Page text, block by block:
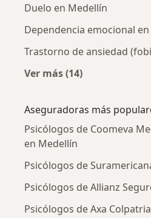
Duelo en Medellín
Dependencia emocional
Trastorno de ansiedad
Ver más (14)
Aseguradoras más
Psicólogos de Coomeva
en Medellín
Psicólogos de
Psicólogos de Allianz
Psicólogos de Axa